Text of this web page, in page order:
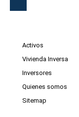
Activos
Vivienda Inversa
Inversores
Quienes somos
Sitemap